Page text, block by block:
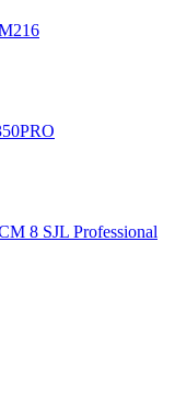
8 SJL Professional